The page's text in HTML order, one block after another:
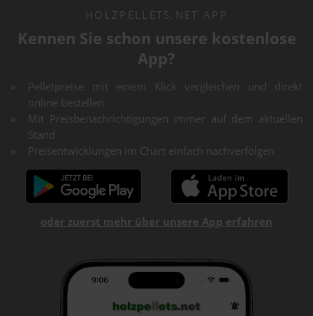
HOLZPELLETS.NET APP
Kennen Sie schon unsere kostenlose
App?
Pelletpreise mit einem Klick vergleichen und direkt
online bestellen
Mit Preisbenachrichtigungen immer auf dem aktuellen
Stand
Preisentwicklungen im Chart einfach nachverfolgen
oder zuerst mehr über unsere App erfahren